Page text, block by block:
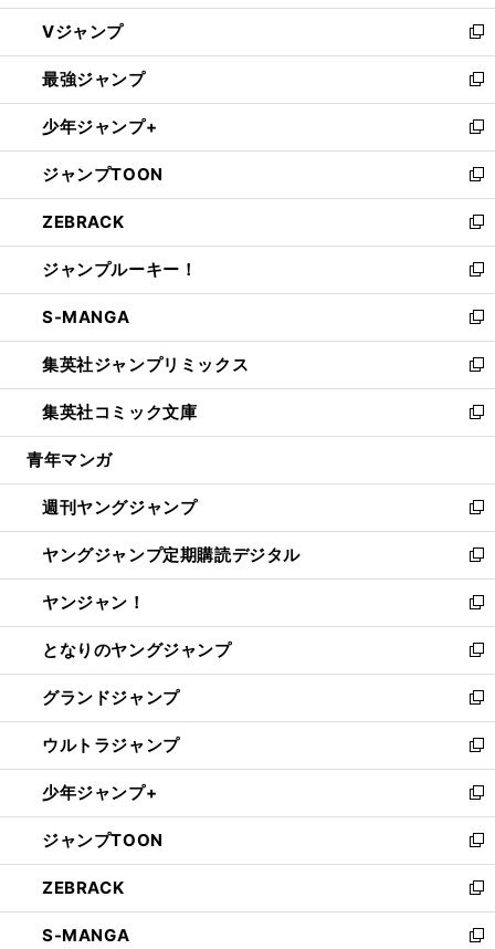
ウ
ィ
ン
ド
ウ
で
開
く
し
い
ウ
ィ
ン
ド
ウ
で
開
く
Vジャンプ
新
し
い
ウ
ィ
ン
ド
ウ
で
開
く
最強ジャンプ
新
し
い
ウ
ィ
ン
ド
ウ
で
開
く
少年ジャンプ+
新
し
い
ウ
ィ
ン
ド
ウ
で
開
く
ジャンプTOON
新
し
い
ウ
ィ
ン
ド
ウ
で
開
く
ZEBRACK
新
し
い
ウ
ィ
ン
ド
ウ
で
開
ジャンプルーキー！
新
し
い
ウ
ィ
ン
ド
ウ
開
く
S-MANGA
新
し
い
ウ
ィ
ン
ウ
で
開
く
集英社ジャンプリミックス
新
し
い
ウ
ン
ド
ウ
で
開
く
集英社コミック文庫
新
し
ウ
ィ
ン
ド
ウ
で
開
く
青年マンガ
週刊ヤングジャンプ
新
し
い
ウ
ィ
ン
ド
ウ
で
開
く
ヤングジャンプ定期購読デジタル
新
し
い
ウ
ィ
ン
ド
ウ
で
開
く
ヤンジャン！
新
し
い
ウ
ィ
ン
ド
ウ
で
開
く
となりのヤングジャンプ
新
し
い
ウ
ィ
ン
ド
ウ
で
開
く
グランドジャンプ
新
し
い
ウ
ィ
ン
ド
ウ
で
開
く
ウルトラジャンプ
新
し
い
ウ
ィ
ン
ド
ウ
で
少年ジャンプ+
新
し
い
ウ
ィ
ン
ド
ジャンプTOON
新
し
い
ウ
ィ
ZEBRACK
新
し
い
S-MANGA 新